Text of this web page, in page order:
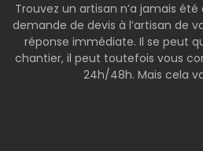
Trouvez un artisan n’a jamais
demande de devis à l’artisan de
réponse immédiate. Il se peut
chantier, il peut toutefois vous
24h/48h. Mais cela